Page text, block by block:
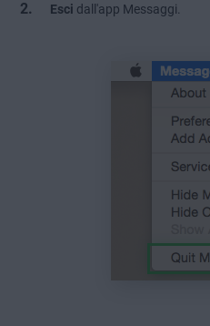
Esci dall'app Messaggi.